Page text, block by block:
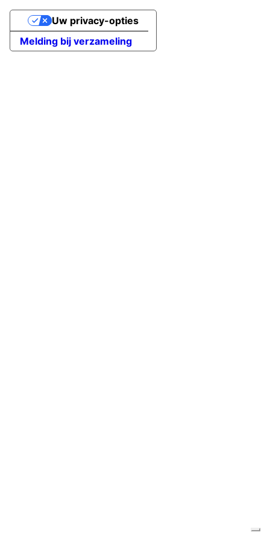
Melding bij verzameling
Uw privacy-opties